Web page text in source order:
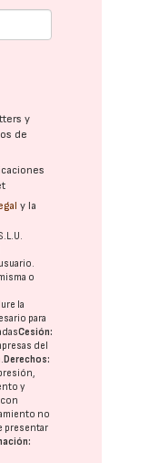
y
de
y la
o
la
para
Cesión:
del
Derechos:
y
no
presentar